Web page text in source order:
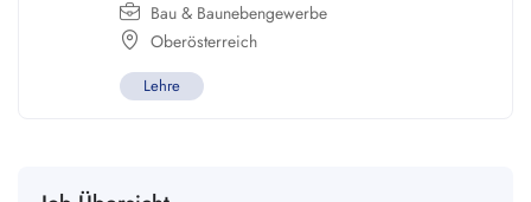
Bau & Baunebengewerbe
Oberösterreich
Lehre